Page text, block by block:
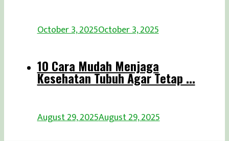
October 3, 2025October 3, 2025
10 Cara Mudah Menjaga
Kesehatan Tubuh Agar Tetap ...
August 29, 2025August 29, 2025